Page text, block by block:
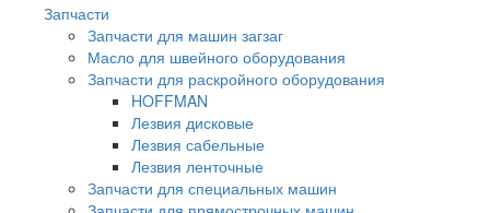
Запчасти
Запчасти для машин загзаг
Масло для швейного оборудования
Запчасти для раскройного оборудования
HOFFMAN
Лезвия дисковые
Лезвия сабельные
Лезвия ленточные
Запчасти для специальных машин